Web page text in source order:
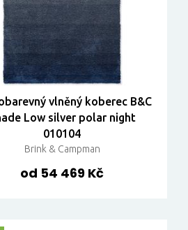
vlněný koberec B&C
Low silver polar night
010104
Brink & Campman
od 54 469 Kč